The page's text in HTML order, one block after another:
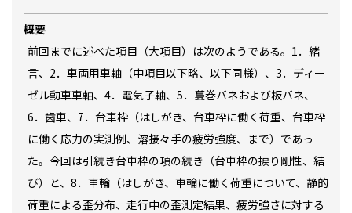
概要
前回までに述べた項目（大項目）は次のようである。1．緒
言、2．車両用車軸（中項目以下略、以下同様）、3．ディー
ゼル動車車軸、4．電気子軸、5．蔓巻バネおよび板バネ、
6．歯車、7．台車枠（はしがき、台車枠に働く荷重、台車枠
に働く応力の実測例、溶接々手の疲労強度、まで）であっ
た。今回は引続き台車枠の項の続き（台車枠の捩り剛性、結
び）と、8．車輪（はしがき、車輪に働く荷重について、静的
荷重による歪分布、走行中の歪測定結果、疲労強さに対する